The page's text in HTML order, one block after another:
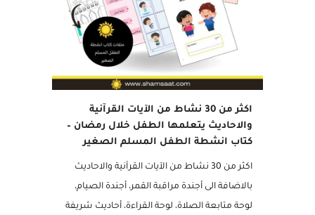
والاحاديث يتعلمها الطفل خلال رمضان –
كتاب انشطة الطفل المسلم الصغير
اكثر من 30 نشاط من الآيات القرآنية والاحاديث